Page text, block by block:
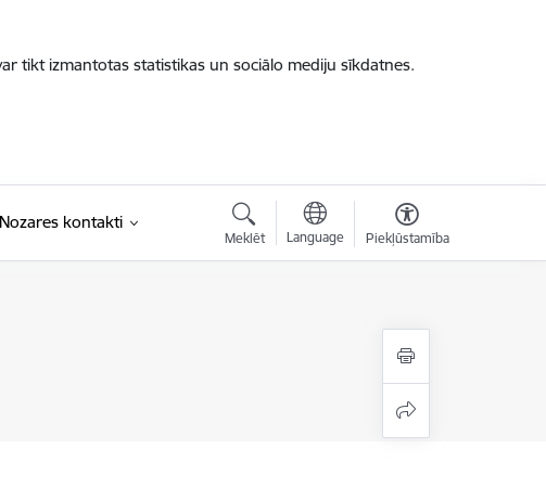
tikt izmantotas statistikas un sociālo mediju sīkdatnes.
Nozares kontakti
Meklēt Language Piekļūstamība